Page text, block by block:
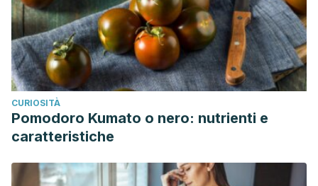
CURIOSITÀ
Pomodoro Kumato o nero: nutrienti e
caratteristiche